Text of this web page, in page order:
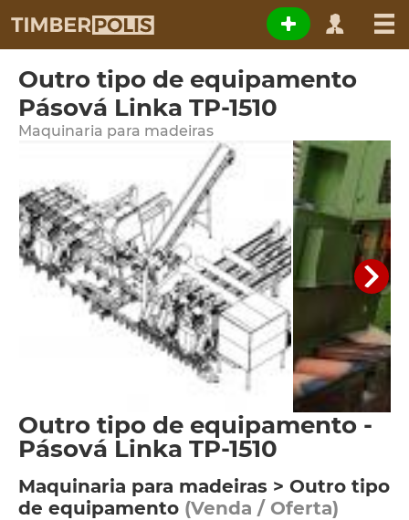
Outro tipo de equipamento
Pásová Linka TP-1510
Maquinaria para madeiras
Outro tipo de equipamento -
Pásová Linka TP-1510
Maquinaria para madeiras > Outro tipo
de equipamento (Venda / Oferta)